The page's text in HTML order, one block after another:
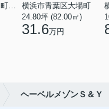
横浜市青葉区大場町
24.80坪 (82.00㎡)
31.6万円
ヘーベルメゾンＳ＆Ｙ